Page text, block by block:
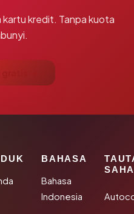
kredit. Tanpa kuota
→
BAHASA
Bahasa
Indonesia